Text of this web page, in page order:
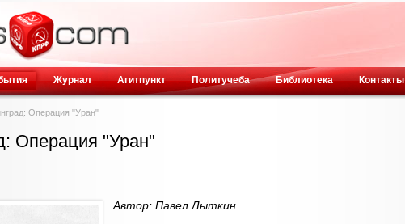
Журнал Агитпункт Политучеба Библиотека Контакты
Операция "Уран"
Операция "Уран"
Автор: Павел Лыткин